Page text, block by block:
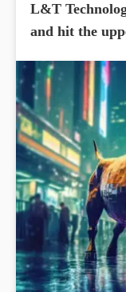
L&T
and hit the